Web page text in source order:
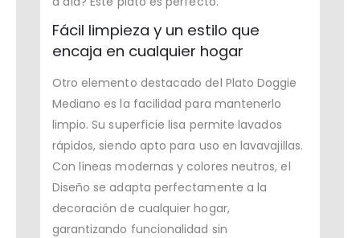
Fácil limpieza y un estilo que
encaja en cualquier hogar
Otro elemento destacado del Plato Doggie
Mediano es la facilidad para mantenerlo
limpio. Su superficie lisa permite lavados
rápidos, siendo apto para uso en lavavajillas.
Con líneas modernas y colores neutros, el
Diseño se adapta perfectamente a la
decoración de cualquier hogar,
garantizando funcionalidad sin